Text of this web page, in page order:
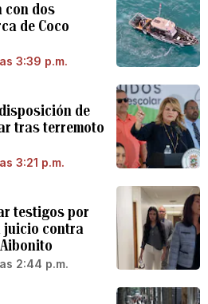
con dos
de Coco
3:39 p.m.
de
tras terremoto
3:21 p.m.
testigos por
juicio contra
2:44 p.m.